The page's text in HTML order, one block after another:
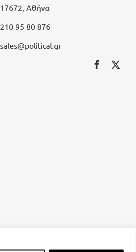
17672, Αθήνα
210 95 80 876
sales@political.gr